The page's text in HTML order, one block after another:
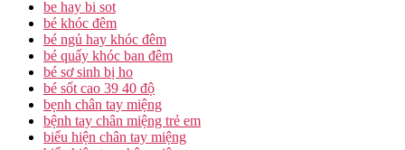
be hay bi sot
bé khóc đêm
bé ngủ hay khóc đêm
bé quấy khóc ban đêm
bé sơ sinh bị ho
bé sốt cao 39 40 độ
bẹnh chân tay miệng
bệnh tay chân miệng trẻ em
biểu hiện chân tay miệng